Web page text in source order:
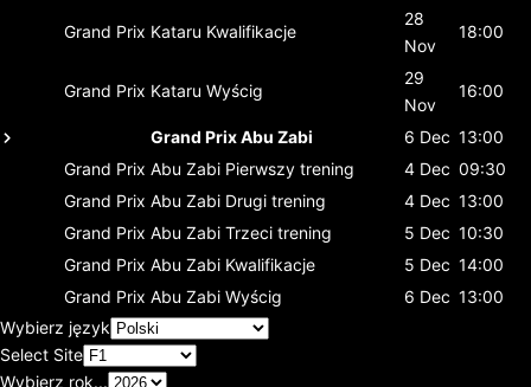
Grand Prix Kataru Kwalifikacje
28
Nov
18:00
Grand Prix Kataru Wyścig
29
Nov
16:00
Grand Prix Abu Zabi 6 Dec 13:00
Grand Prix Abu Zabi Pierwszy trening 4 Dec 09:30
Grand Prix Abu Zabi Drugi trening 4 Dec 13:00
Grand Prix Abu Zabi Trzeci trening 5 Dec 10:30
Grand Prix Abu Zabi Kwalifikacje 5 Dec 14:00
Grand Prix Abu Zabi Wyścig 6 Dec 13:00
Wybierz język
Select Site
Wybierz rok...